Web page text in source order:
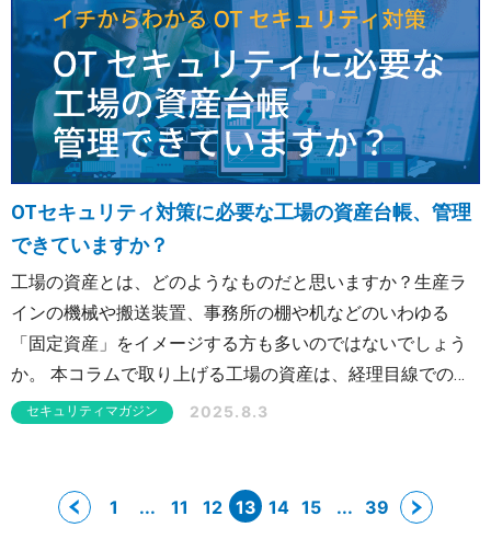
OTセキュリティ対策に必要な工場の資産台帳、管理
できていますか？
工場の資産とは、どのようなものだと思いますか？生産ラ
インの機械や搬送装置、事務所の棚や机などのいわゆる
「固定資産」をイメージする方も多いのではないでしょう
か。 本コラムで取り上げる工場の資産は、経理目線での固
定資産という意味ではなく、OTシステム（工場の制御シス
（AGV）なども含まれます。また、OSやソフトウェアも資
産です。工場をサイバー攻撃から守るためのOTセキュリテ
セキュリティマガジン 2025.8.3
1 ... 11 12 13 14 15 ... 39